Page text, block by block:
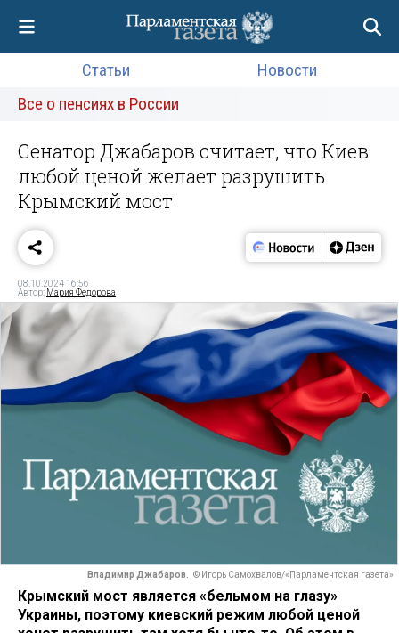
Статьи
Новости
Все о пенсиях в России
Сенатор Джабаров считает, что Киев
любой ценой желает разрушить
Крымский мост
08.10.2024 16:56
Автор: Мария Федорова
Владимир Джабаров. © Игорь Самохвалов/«Парламентская газета»
Крымский мост является «бельмом на глазу»
Украины, поэтому киевский режим любой ценой